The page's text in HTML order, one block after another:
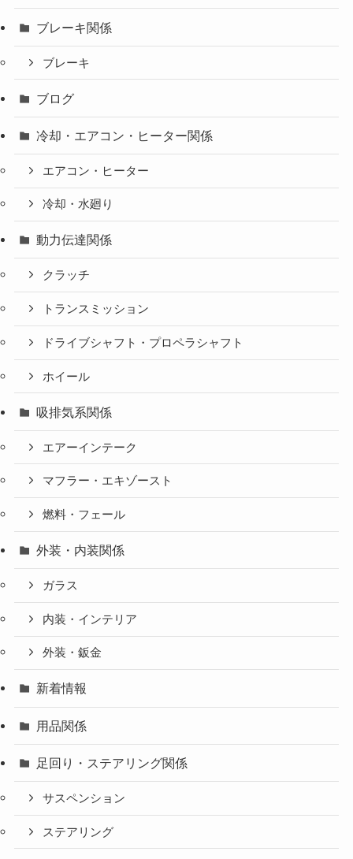
ブレーキ関係
ブレーキ
ブログ
冷却・エアコン・ヒーター関係
エアコン・ヒーター
冷却・水廻り
動力伝達関係
クラッチ
トランスミッション
ドライブシャフト・プロペラシャフト
ホイール
吸排気系関係
エアーインテーク
マフラー・エキゾースト
燃料・フェール
外装・内装関係
ガラス
内装・インテリア
外装・鈑金
新着情報
用品関係
足回り・ステアリング関係
サスペンション
ステアリング